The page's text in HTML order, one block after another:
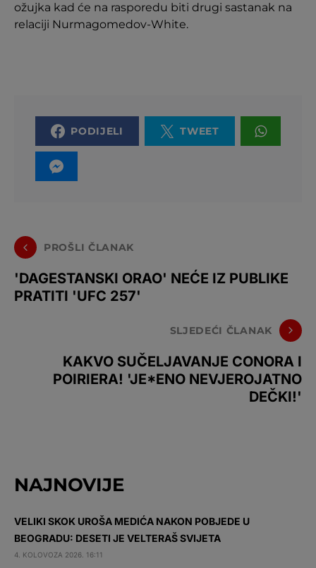
ožujka kad će na rasporedu biti drugi sastanak na
relaciji Nurmagomedov-White.
PODIJELI TWEET
PROŠLI ČLANAK
'DAGESTANSKI ORAO' NEĆE IZ PUBLIKE
PRATITI 'UFC 257'
SLJEDEĆI ČLANAK
KAKVO SUČELJAVANJE CONORA I
POIRIERA! 'JE*ENO NEVJEROJATNO
DEČKI!'
NAJNOVIJE
VELIKI SKOK UROŠA MEDIĆA NAKON POBJEDE U
BEOGRADU: DESETI JE VELTERAŠ SVIJETA
4. KOLOVOZA 2026. 16:11